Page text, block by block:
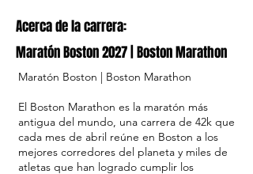
Acerca de la carrera:
Maratón Boston 2027 | Boston Marathon
Maratón Boston | Boston Marathon
El Boston Marathon es la maratón más
antigua del mundo, una carrera de 42k que
cada mes de abril reúne en Boston a los
mejores corredores del planeta y miles de
atletas que han logrado cumplir los